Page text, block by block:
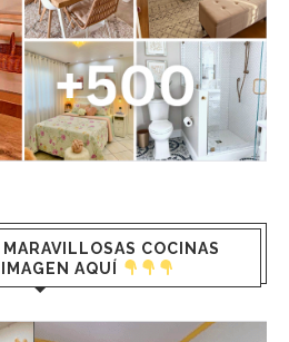
COCINAS
AQUÍ